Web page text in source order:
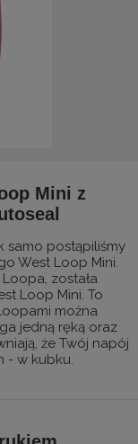
Mini z
samo postąpiliśmy
West Loop Mini.
została
Loop Mini. To
można
jedną ręką oraz
że Twój napój
- w kubku.